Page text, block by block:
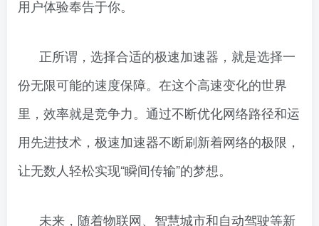
用户体验奉告于你。
正所谓，选择合适的极速加速器，就是选择一
份无限可能的速度保障。在这个高速变化的世界
里，效率就是竞争力。通过不断优化网络路径和运
用先进技术，极速加速器不断刷新着网络的极限，
让无数人轻松实现“瞬间传输”的梦想。
未来，随着物联网、智慧城市和自动驾驶等新